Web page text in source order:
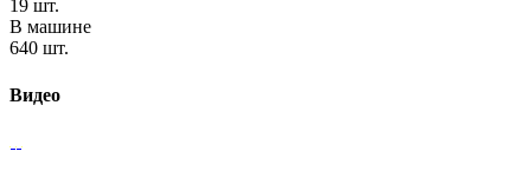
19 шт.
В машине
640 шт.
Видео